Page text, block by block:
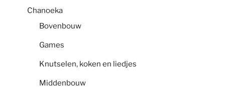
Chanoeka
Bovenbouw
Games
Knutselen, koken en liedjes
Middenbouw